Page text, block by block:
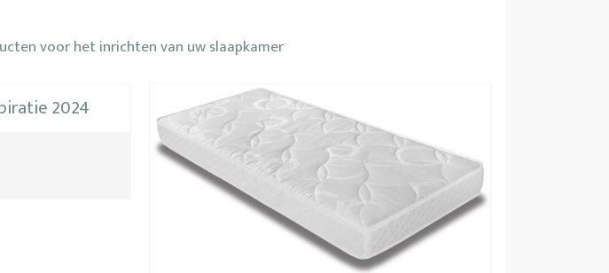
voor het inrichten van uw slaapkamer
2024